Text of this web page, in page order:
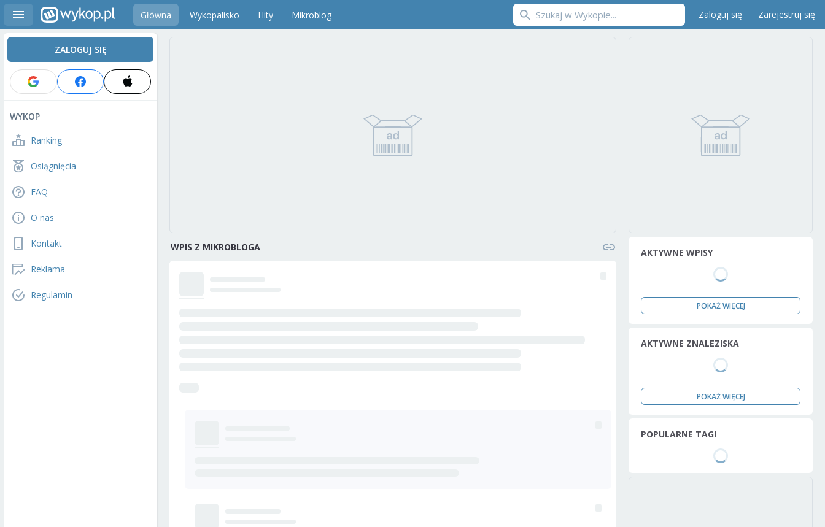
Główna Wykopalisko Hity Mikroblog Zaloguj się Zarejestruj się
ZALOGUJ SIĘ
WYKOP
Ranking
Osiągnięcia
FAQ
O nas
Kontakt
Reklama
Regulamin
WPIS Z MIKROBLOGA AKTYWNE WPISY
POKAŻ WIĘCEJ
AKTYWNE ZNALEZISKA
POKAŻ WIĘCEJ
POPULARNE TAGI